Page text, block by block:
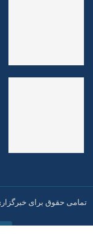
تمامی حقوق برای